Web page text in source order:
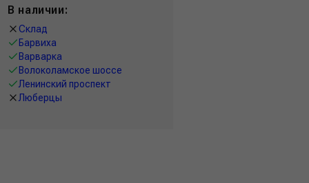
В наличии:
Склад
Барвиха
Варварка
Волоколамское шоссе
Ленинский проспект
Люберцы